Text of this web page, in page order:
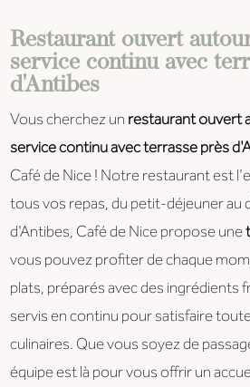
Restaurant ouvert
service continu avec
d'Antibes
Vous cherchez unrestaurant ouvert
service continu avec terrasse près
Café de Nice ! Notre restaurant est
tous vos repas, du petit-déjeuner au
d'Antibes, Café de Nice propose une
vous pouvez profiter de chaque
plats, préparés avec des ingrédients
servis en continu pour satisfaire
culinaires. Que vous soyez de
équipe est là pour vous offrir un